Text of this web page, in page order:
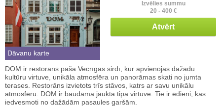
Dāvanu karte
Izvēlies summu
20 - 400 €
Atvērt
DOM ir restorāns pašā Vecrīgas sirdī, kur apvienojas dažādu
kultūru virtuve, unikāla atmosfēra un panorāmas skati no jumta
terases. Restorāns izvietots trīs stāvos, katrs ar savu unikālu
atmosfēru. DOM ir baudāma jaukta tipa virtuve. Tie ir ēdieni, kas
iedvesmoti no dažādām pasaules garšām.